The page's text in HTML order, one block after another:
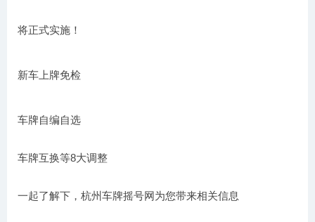
将正式实施！
新车上牌免检
车牌自编自选
车牌互换等8大调整
一起了解下，杭州车牌摇号网为您带来相关信息